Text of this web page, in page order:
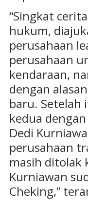
“Singkat
hukum,
perusahaan
perusahaan
kendaraan,
dengan
baru. Setelah
kedua
Dedi
perusahaan
masih ditolak
Kurniawan
Cheking,”